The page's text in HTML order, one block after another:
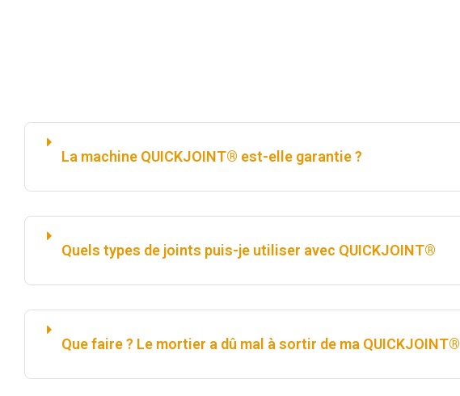
La machine QUICKJOINT® est-elle garantie ?
Quels types de joints puis-je utiliser avec QUICKJOINT®
Que faire ? Le mortier a dû mal à sortir de ma QUICKJOINT®